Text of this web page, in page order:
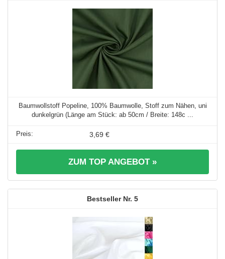
Baumwollstoff Popeline, 100% Baumwolle, Stoff zum Nähen, uni
dunkelgrün (Länge am Stück: ab 50cm / Breite: 148c ...
3,69 €
ZUM TOP ANGEBOT »
5